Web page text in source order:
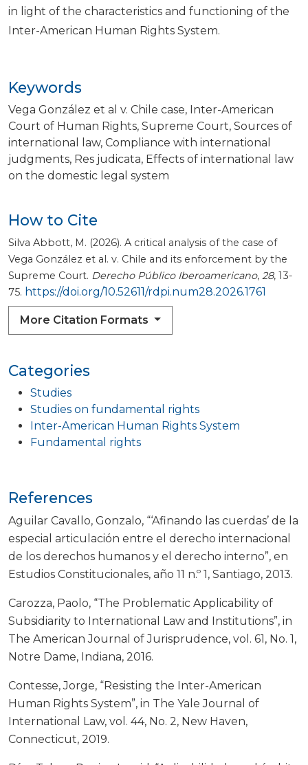
Keywords
Vega González et al v. Chile case Inter-American
Court of Human Rights Supreme Court Sources of
international law Compliance with international
judgments Res judicata Effects of international law
on the domestic legal system
Categories
Studies
Studies on fundamental rights
Inter-American Human Rights System
Fundamental rights
How to Cite
Silva Abbott, M. (2026). A critical analysis of the case of
Vega González et al. v. Chile and its enforcement by the
Supreme Court. Derecho Público Iberoamericano, 28, 13-
75. https://doi.org/10.52611/rdpi.num28.2026.1761
More Citation Formats
in light of the characteristics and functioning of the
Inter-American Human Rights System.
References
Aguilar Cavallo, Gonzalo, “‘Afinando las cuerdas’ de la
especial articulación entre el derecho internacional
de los derechos humanos y el derecho interno”, en
Estudios Constitucionales, año 11 n.º 1, Santiago, 2013.
Carozza, Paolo, “The Problematic Applicability of
Subsidiarity to International Law and Institutions”, in
The American Journal of Jurisprudence, vol. 61, No. 1,
Notre Dame, Indiana, 2016.
Contesse, Jorge, “Resisting the Inter-American
Human Rights System”, in The Yale Journal of
International Law, vol. 44, No. 2, New Haven,
Connecticut, 2019.